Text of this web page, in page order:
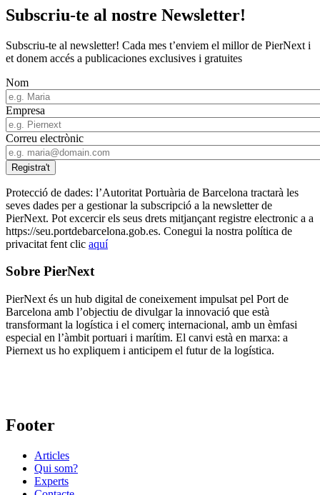
Subscriu-te al nostre Newsletter!
Subscriu-te al newsletter! Cada mes t’enviem el millor de PierNext i
et donem accés a publicaciones exclusives i gratuites
Nom
Empresa
Correu electrònic
Protecció de dades: l’Autoritat Portuària de Barcelona tractarà les
seves dades per a gestionar la subscripció a la newsletter de
PierNext. Pot excercir els seus drets mitjançant registre electronic a a
https://seu.portdebarcelona.gob.es. Conegui la nostra política de
privacitat fent clic aquí
Sobre PierNext
PierNext és un hub digital de coneixement impulsat pel Port de
Barcelona amb l’objectiu de divulgar la innovació que està
transformant la logística i el comerç internacional, amb un èmfasi
especial en l’àmbit portuari i marítim. El canvi està en marxa: a
Piernext us ho expliquem i anticipem el futur de la logística.
Footer
Articles
Qui som?
Experts